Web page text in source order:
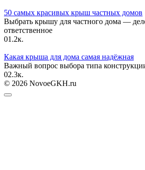
50 самых красивых крыш частных домов
Выбрать крышу для частного дома —
ответственное
01.2к.
Какая крыша для дома самая надёжная
Важный вопрос выбора типа
02.3к.
© 2026 NovoeGKH.ru